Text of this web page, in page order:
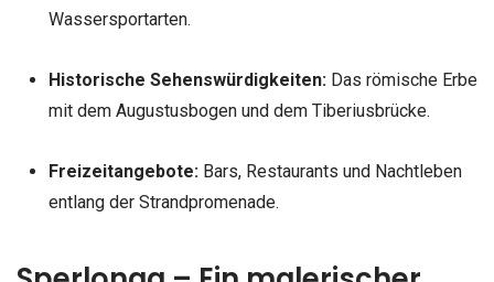
Wassersportarten.
Historische Sehenswürdigkeiten:Das römische Erbe
mit dem Augustusbogen und dem Tiberiusbrücke.
Freizeitangebote:Bars, Restaurants und Nachtleben
entlang der Strandpromenade.